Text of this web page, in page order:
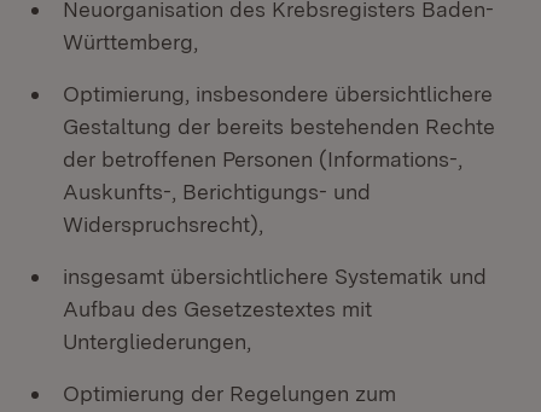
Neuorganisation des Krebsregisters Baden-
Württemberg,
Optimierung, insbesondere übersichtlichere
Gestaltung der bereits bestehenden Rechte
der betroffenen Personen (Informations-,
Auskunfts-, Berichtigungs- und
Widerspruchsrecht),
insgesamt übersichtlichere Systematik und
Aufbau des Gesetzestextes mit
Untergliederungen,
Optimierung der Regelungen zum